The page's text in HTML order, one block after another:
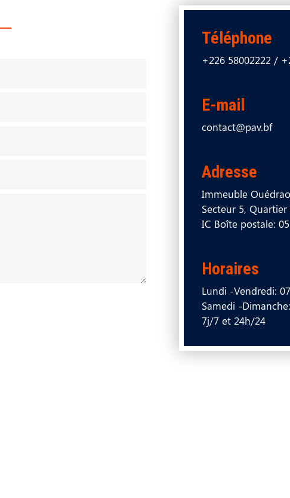
Téléphone
+226 58002222 /
E-mail
contact@pav.bf
Adresse
Immeuble
Secteur 5, Quartier
IC Boîte postale:
Horaires
Lundi -Vendredi:
Samedi -
7j/7 et 24h/24